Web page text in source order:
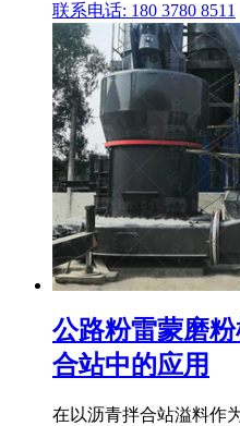
联系电话: 180 3780 8511
公路粉雷蒙磨
合站中的应用
在以沥青拌合站溢料作